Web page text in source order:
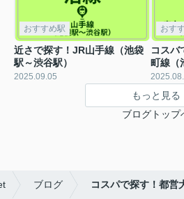
おすすめ駅
近さで探す！JR山手線（池袋
駅～渋谷駅）
2025.09.05
おす
コスバ
町線（
もっと見る
ブログトップ
ブログ コスパで探す！都営